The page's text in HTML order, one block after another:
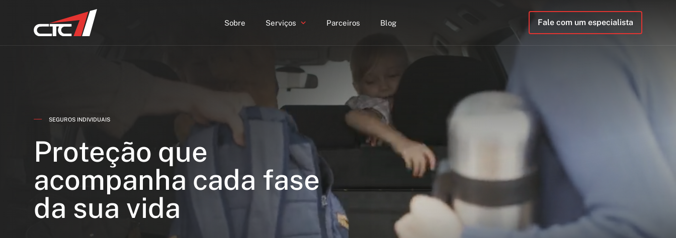
Sobre Serviços Parceiros Blog Fale com um especialista
SEGUROS INDIVIDUAIS
Proteção que
acompanha cada fase
da sua vida